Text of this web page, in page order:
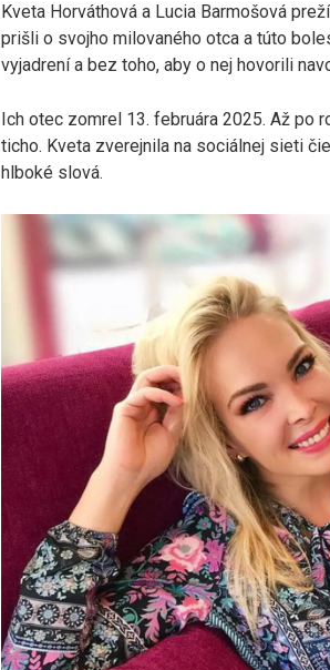
Kveta Horváthová a Lucia Barmošová
prišli o svojho milovaného otca a túto
vyjadrení a bez toho, aby o nej hovorili
Ich otec zomrel 13. februára 2025. Až po
ticho. Kveta zverejnila na sociálnej sieti
hlboké slová.